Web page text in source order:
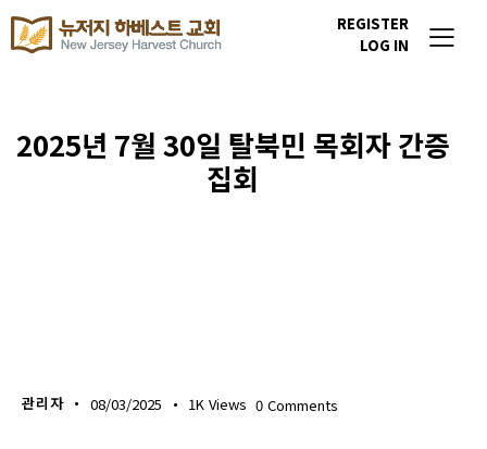
REGISTER
LOG IN
2025년 7월 30일 탈북민 목회자 간증
집회
관리자 08/03/2025 1K Views 0 Comments